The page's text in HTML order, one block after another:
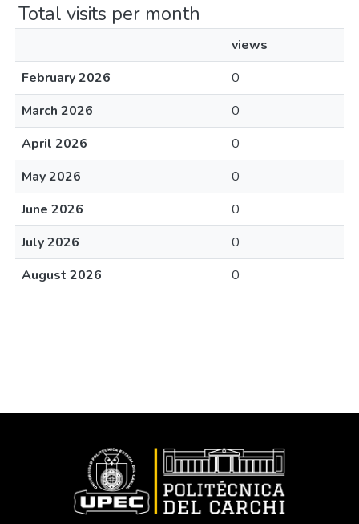
Total visits per month
views
February 2026
0
March 2026
0
April 2026
0
May 2026
0
June 2026
0
July 2026
0
August 2026
0